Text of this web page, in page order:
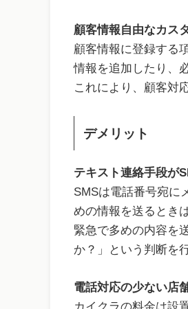
顧客情報自由なカス
顧客情報に登録する
情報を追加したり、
これにより、顧客対
デメリット
テキスト連絡手段が
SMSは電話番号宛に
めの情報を送るとき
緊急で多めの内容を
か？」という判断を
電話対応の少ない店